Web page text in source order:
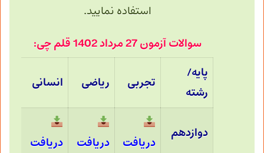
استفاده نمایید.
سوالات آزمون 27 مرداد 1402 قلم چی:
پایه/
رشته
تجربی ریاضی انسانی
دوازدهم
دریافت دریافت دریافت